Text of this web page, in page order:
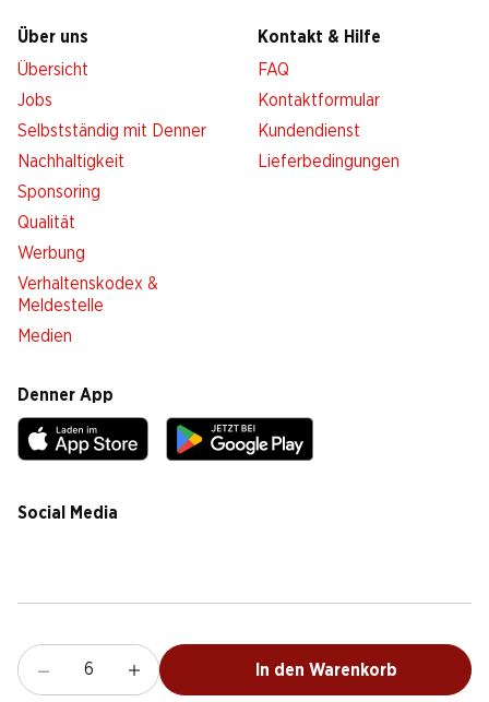
In den Warenkorb
Über uns
Übersicht
Jobs
Selbstständig mit Denner
Nachhaltigkeit
Sponsoring
Qualität
Werbung
Verhaltenskodex &
Meldestelle
Medien
Kontakt & Hilfe
FAQ
Kontaktformular
Kundendienst
Lieferbedingungen
Denner App
Social Media
Cookie EinstellungenRechtlichesDatenschutzImpressumAGB